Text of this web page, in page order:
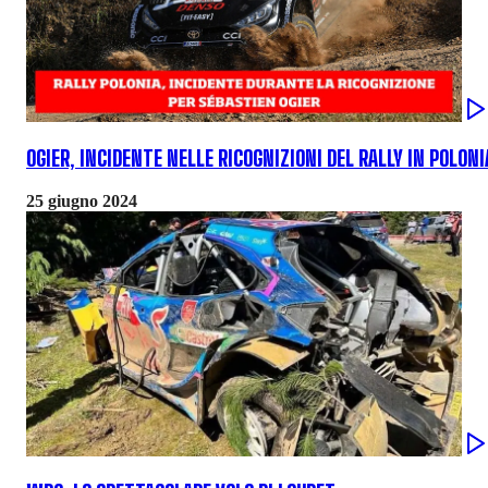
OGIER, INCIDENTE NELLE RICOGNIZIONI DEL RALLY IN
25 giugno 2024